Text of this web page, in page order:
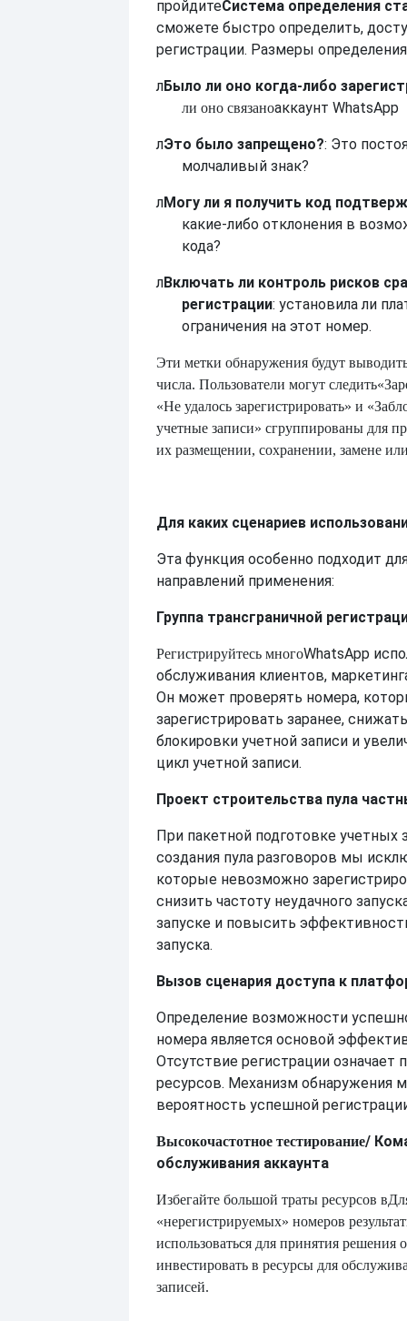
пройдитеСистема определения
сможете быстро определить,
регистрации. Размеры
лБыло ли оно когда-либо
ли оно связаноаккаунт WhatsApp
лЭто было запрещено?: Это
молчаливый знак?
лМогу ли я получить код
какие-либо отклонения в
кода?
лВключать ли контроль рисков
регистрации: установила ли
ограничения на этот номер.
Эти метки обнаружения будут
числа. Пользователи могут следить
«Не удалось зарегистрировать» и
учетные записи» сгруппированы для
их размещении, сохранении, замене
Для каких сценариев
Эта функция особенно подходит
направлений применения:
Группа трансграничной
Регистрируйтесь многоWhatsApp
обслуживания клиентов,
Он может проверять номера,
зарегистрировать заранее,
блокировки учетной записи и
цикл учетной записи.
Проект строительства пула
При пакетной подготовке учетных
создания пула разговоров мы
которые невозможно
снизить частоту неудачного
запуске и повысить
запуска.
Вызов сценария доступа к
Определение возможности
номера является основой
Отсутствие регистрации означает
ресурсов. Механизм обнаружения
вероятность успешной
Высокочастотное тестирование/
обслуживания аккаунта
Избегайте большой траты ресурсов в
«нерегистрируемых» номеров
использоваться для принятия решения
инвестировать в ресурсы для
записей.